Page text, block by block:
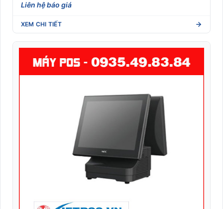
Liên hệ báo giá
XEM CHI TIẾT